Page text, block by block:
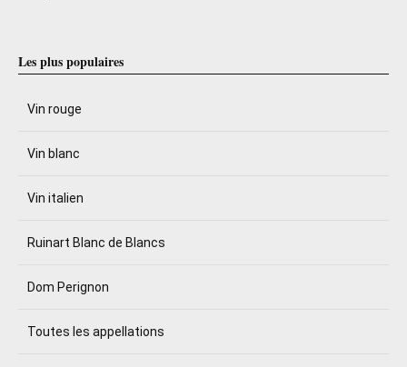
Les plus populaires
Vin rouge
Vin blanc
Vin italien
Ruinart Blanc de Blancs
Dom Perignon
Toutes les appellations